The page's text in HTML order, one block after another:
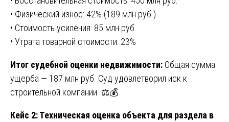
• Физический износ: 42% (189 млн руб.)
• Стоимость усиления: 85 млн руб.
• Утрата товарной стоимости: 23%
Итог судебной оценки недвижимости: Общая сумма
ущерба — 187 млн руб. Суд удовлетворил иск к
строительной компании. ⚖️💰
Кейс 2: Техническая оценка объекта для раздела в